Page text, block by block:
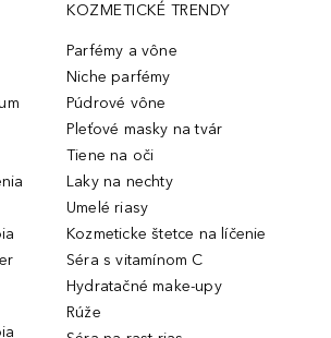
KOZMETICKÉ TRENDY
Parfémy a vône
Niche parfémy
Púdrové vône
Pleťové masky na tvár
Tiene na oči
Laky na nechty
Umelé riasy
Kozmeticke štetce na líčenie
Séra s vitamínom C
Hydratačné make-upy
Rúže